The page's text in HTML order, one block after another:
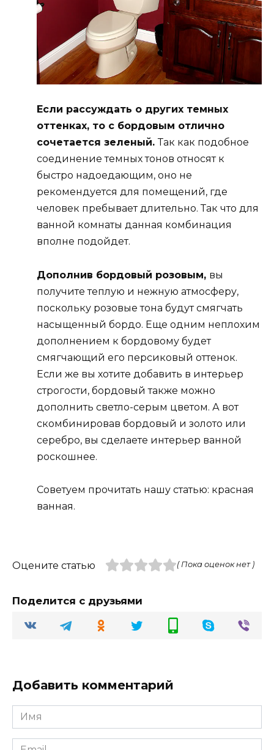
Если рассуждать о других темных
оттенках, то с бордовым отлично
сочетается зеленый.Так как подобное
соединение темных тонов относят к
быстро надоедающим, оно не
рекомендуется для помещений, где
человек пребывает длительно. Так что для
ванной комнаты данная комбинация
вполне подойдет.
Дополнив бордовый розовым, вы
получите теплую и нежную атмосферу,
поскольку розовые тона будут смягчать
насыщенный бордо. Еще одним неплохим
дополнением к бордовому будет
смягчающий его персиковый оттенок.
Если же вы хотите добавить в интерьер
строгости, бордовый также можно
дополнить светло-серым цветом. А вот
скомбинировав бордовый и золото или
серебро, вы сделаете интерьер ванной
роскошнее.
Советуем прочитать нашу статью: красная
ванная.
Оцените статью ( Пока оценок нет )
Поделится с друзьями
Добавить комментарий
Имя
Email